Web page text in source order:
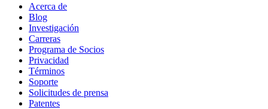
Acerca de
Blog
Investigación
Carreras
Programa de Socios
Privacidad
Términos
Soporte
Solicitudes de prensa
Patentes